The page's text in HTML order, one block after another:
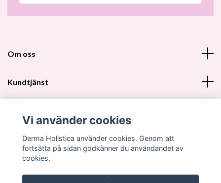
Om oss
Kundtjänst
Sociala medier
Vi använder cookies
Derma Holistica använder cookies. Genom att
fortsätta på sidan godkänner du användandet av
cookies.